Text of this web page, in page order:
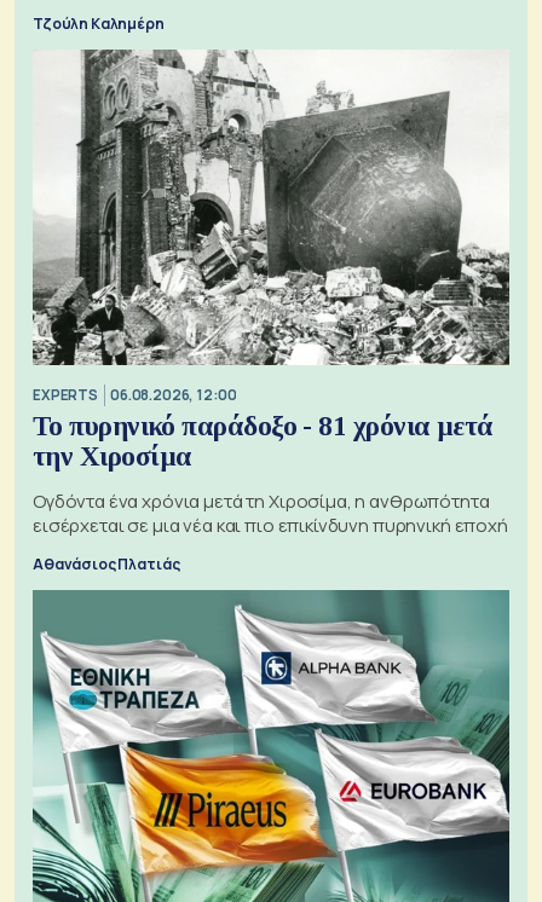
Τζούλη Καλημέρη
EXPERTS 06.08.2026, 12:00
Το πυρηνικό παράδοξο - 81 χρόνια μετά
την Χιροσίμα
Ογδόντα ένα χρόνια μετά τη Χιροσίμα, η ανθρωπότητα
εισέρχεται σε μια νέα και πιο επικίνδυνη πυρηνική εποχή
Αθανάσιος Πλατιάς